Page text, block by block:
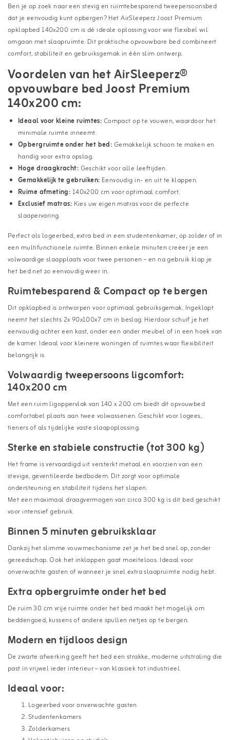
Ben je op zoek naar een stevig en ruimtebesparend tweepersoonsbed
dat je eenvoudig kunt opbergen? Het AirSleeperz Joost Premium
opklapbed 140x200 cm is dé ideale oplossing voor wie flexibel wil
omgaan met slaapruimte. Dit praktische opvouwbare bed combineert
comfort, stabiliteit en gebruiksgemak in één slim ontwerp.
Voordelen van het AirSleeperz®
opvouwbare bed Joost Premium
140x200 cm:
Ideaal voor kleine ruimtes: Compact op te vouwen, waardoor het
minimale ruimte inneemt.
Opbergruimte onder het bed: Gemakkelijk schoon te maken en
handig voor extra opslag.
Hoge draagkracht: Geschikt voor alle leeftijden.
Gemakkelijk te gebruiken: Eenvoudig in- en uit te klappen.
Ruime afmeting:140x200 cm voor optimaal comfort.
Exclusief matras: Kies uw eigen matras voor de perfecte
slaapervaring.
Perfect als logeerbed, extra bed in een studentenkamer, op zolder of in
een multifunctionele ruimte. Binnen enkele minuten creëer je een
volwaardige slaapplaats voor twee personen – en na gebruik klap je
het bed net zo eenvoudig weer in.
Ruimtebesparend & Compact op te bergen
Dit opklapbed is ontworpen voor optimaal gebruiksgemak. Ingeklapt
neemt het slechts 2x 90x100x7 cm in beslag. Hierdoor schuif je het
eenvoudig achter een kast, onder een ander meubel of in een hoek van
de kamer. Ideaal voor kleinere woningen of ruimtes waar flexibiliteit
belangrijk is.
Volwaardig tweepersoons ligcomfort:
140x200 cm
Met een ruim ligoppervlak van 140 x 200 cm biedt dit opvouwbed
comfortabel plaats aan twee volwassenen. Geschikt voor logees,
tieners of als tijdelijke vaste slaapoplossing.
Sterke en stabiele constructie (tot 300 kg)
Het frame is vervaardigd uit versterkt metaal en voorzien van een
stevige, geventileerde bedbodem. Dit zorgt voor optimale
ondersteuning en stabiliteit tijdens het slapen.
Met een maximaal draagvermogen van circa 300 kg is dit bed geschikt
voor intensief gebruik.
Binnen 5 minuten gebruiksklaar
Dankzij het slimme vouwmechanisme zet je het bed snel op, zonder
gereedschap. Ook het inklappen gaat moeiteloos. Ideaal voor
onverwachte gasten of wanneer je snel extra slaapruimte nodig hebt.
Extra opbergruimte onder het bed
De ruim 30 cm vrije ruimte onder het bed maakt het mogelijk om
beddengoed, kussens of andere spullen netjes op te bergen.
Modern en tijdloos design
De zwarte afwerking geeft het bed een strakke, moderne uitstraling die
past in vrijwel ieder interieur – van klassiek tot industrieel.
Ideaal voor:
Logeerbed voor onverwachte gasten
Studentenkamers
Zolderkamers